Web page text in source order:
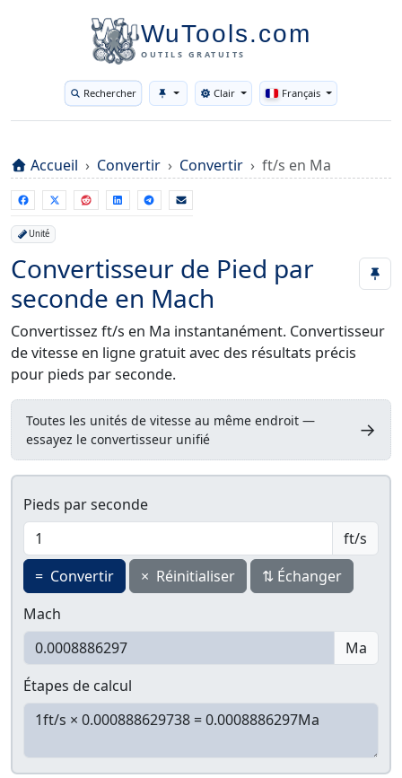
WuTools.com
OUTILS GRATUITS
Rechercher Toggle theme
Clair Français
Accueil Convertir Convertir ft/s en Ma
Unité
Convertisseur de Pied par
seconde en Mach
Convertissez ft/s en Ma instantanément. Convertisseur
de vitesse en ligne gratuit avec des résultats précis
pour pieds par seconde.
Toutes les unités de vitesse au même endroit —
essayez le convertisseur unifié
→
Pieds par seconde
ft/s
= Convertir × Réinitialiser ⇅ Échanger
Mach
Ma
Étapes de calcul